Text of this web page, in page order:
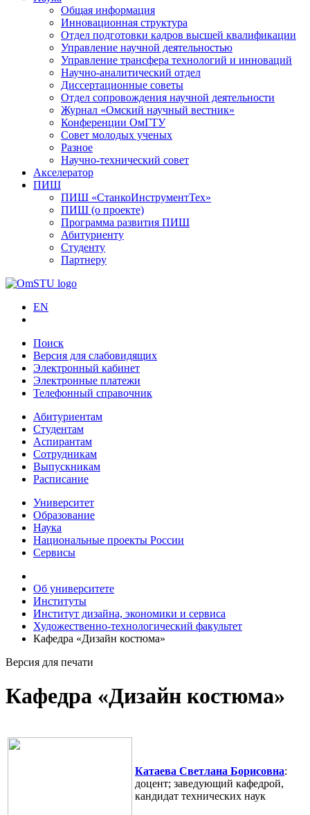
Общая информация
Инновационная структура
Отдел подготовки кадров высшей квалификации
Управление научной деятельностью
Управление трансфера технологий и инноваций
Научно-аналитический отдел
Диссертационные советы
Отдел сопровождения научной деятельности
Журнал «Омский научный вестник»
Конференции ОмГТУ
Совет молодых ученых
Разное
Научно-технический совет
Акселератор
ПИШ
ПИШ «СтанкоИнструментТех»
ПИШ (о проекте)
Программа развития ПИШ
Абитуриенту
Студенту
Партнеру
EN
Поиск
Версия для слабовидящих
Электронный кабинет
Электронные платежи
Телефонный справочник
Абитуриентам
Студентам
Аспирантам
Сотрудникам
Выпускникам
Расписание
Университет
Образование
Наука
Национальные проекты России
Сервисы
Об университете
Институты
Институт дизайна, экономики и сервиса
Художественно-технологический факультет
Кафедра «Дизайн костюма»
Версия для печати
Кафедра «Дизайн костюма»
Катаева Светлана Борисовна:
доцент; заведующий кафедрой,
кандидат технических наук